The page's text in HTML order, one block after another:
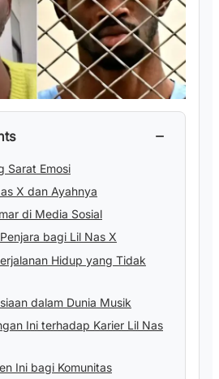
−
Sarat Emosi
X dan Ayahnya
di Media Sosial
bagi Lil Nas X
Hidup yang Tidak
dalam Dunia Musik
Ini terhadap Karier Lil Nas
Ini bagi Komunitas